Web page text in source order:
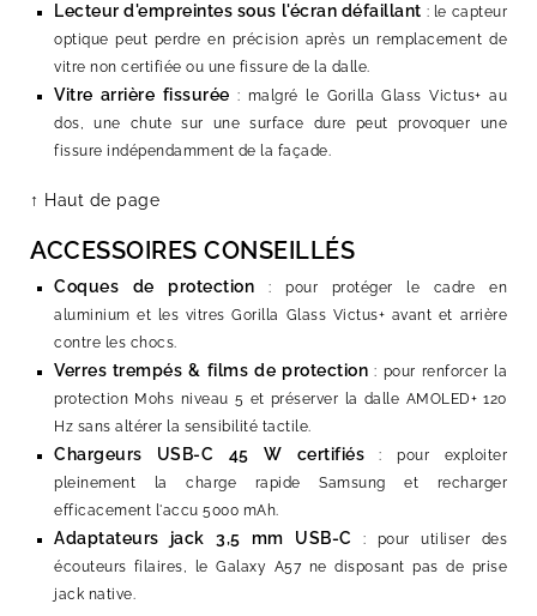
Lecteur d'empreintes sous l'écran défaillant : le capteur
optique peut perdre en précision après un remplacement de
vitre non certifiée ou une fissure de la dalle.
Vitre arrière fissurée : malgré le Gorilla Glass Victus+ au
dos, une chute sur une surface dure peut provoquer une
fissure indépendamment de la façade.
↑ Haut de page
ACCESSOIRES CONSEILLÉS
Coques de protection : pour protéger le cadre en
aluminium et les vitres Gorilla Glass Victus+ avant et arrière
contre les chocs.
Verres trempés & films de protection : pour renforcer la
protection Mohs niveau 5 et préserver la dalle AMOLED+ 120
Hz sans altérer la sensibilité tactile.
Chargeurs USB-C 45 W certifiés : pour exploiter
pleinement la charge rapide Samsung et recharger
efficacement l'accu 5000 mAh.
Adaptateurs jack 3,5 mm USB-C
: pour utiliser des
écouteurs filaires, le Galaxy A57 ne disposant pas de prise
jack native.